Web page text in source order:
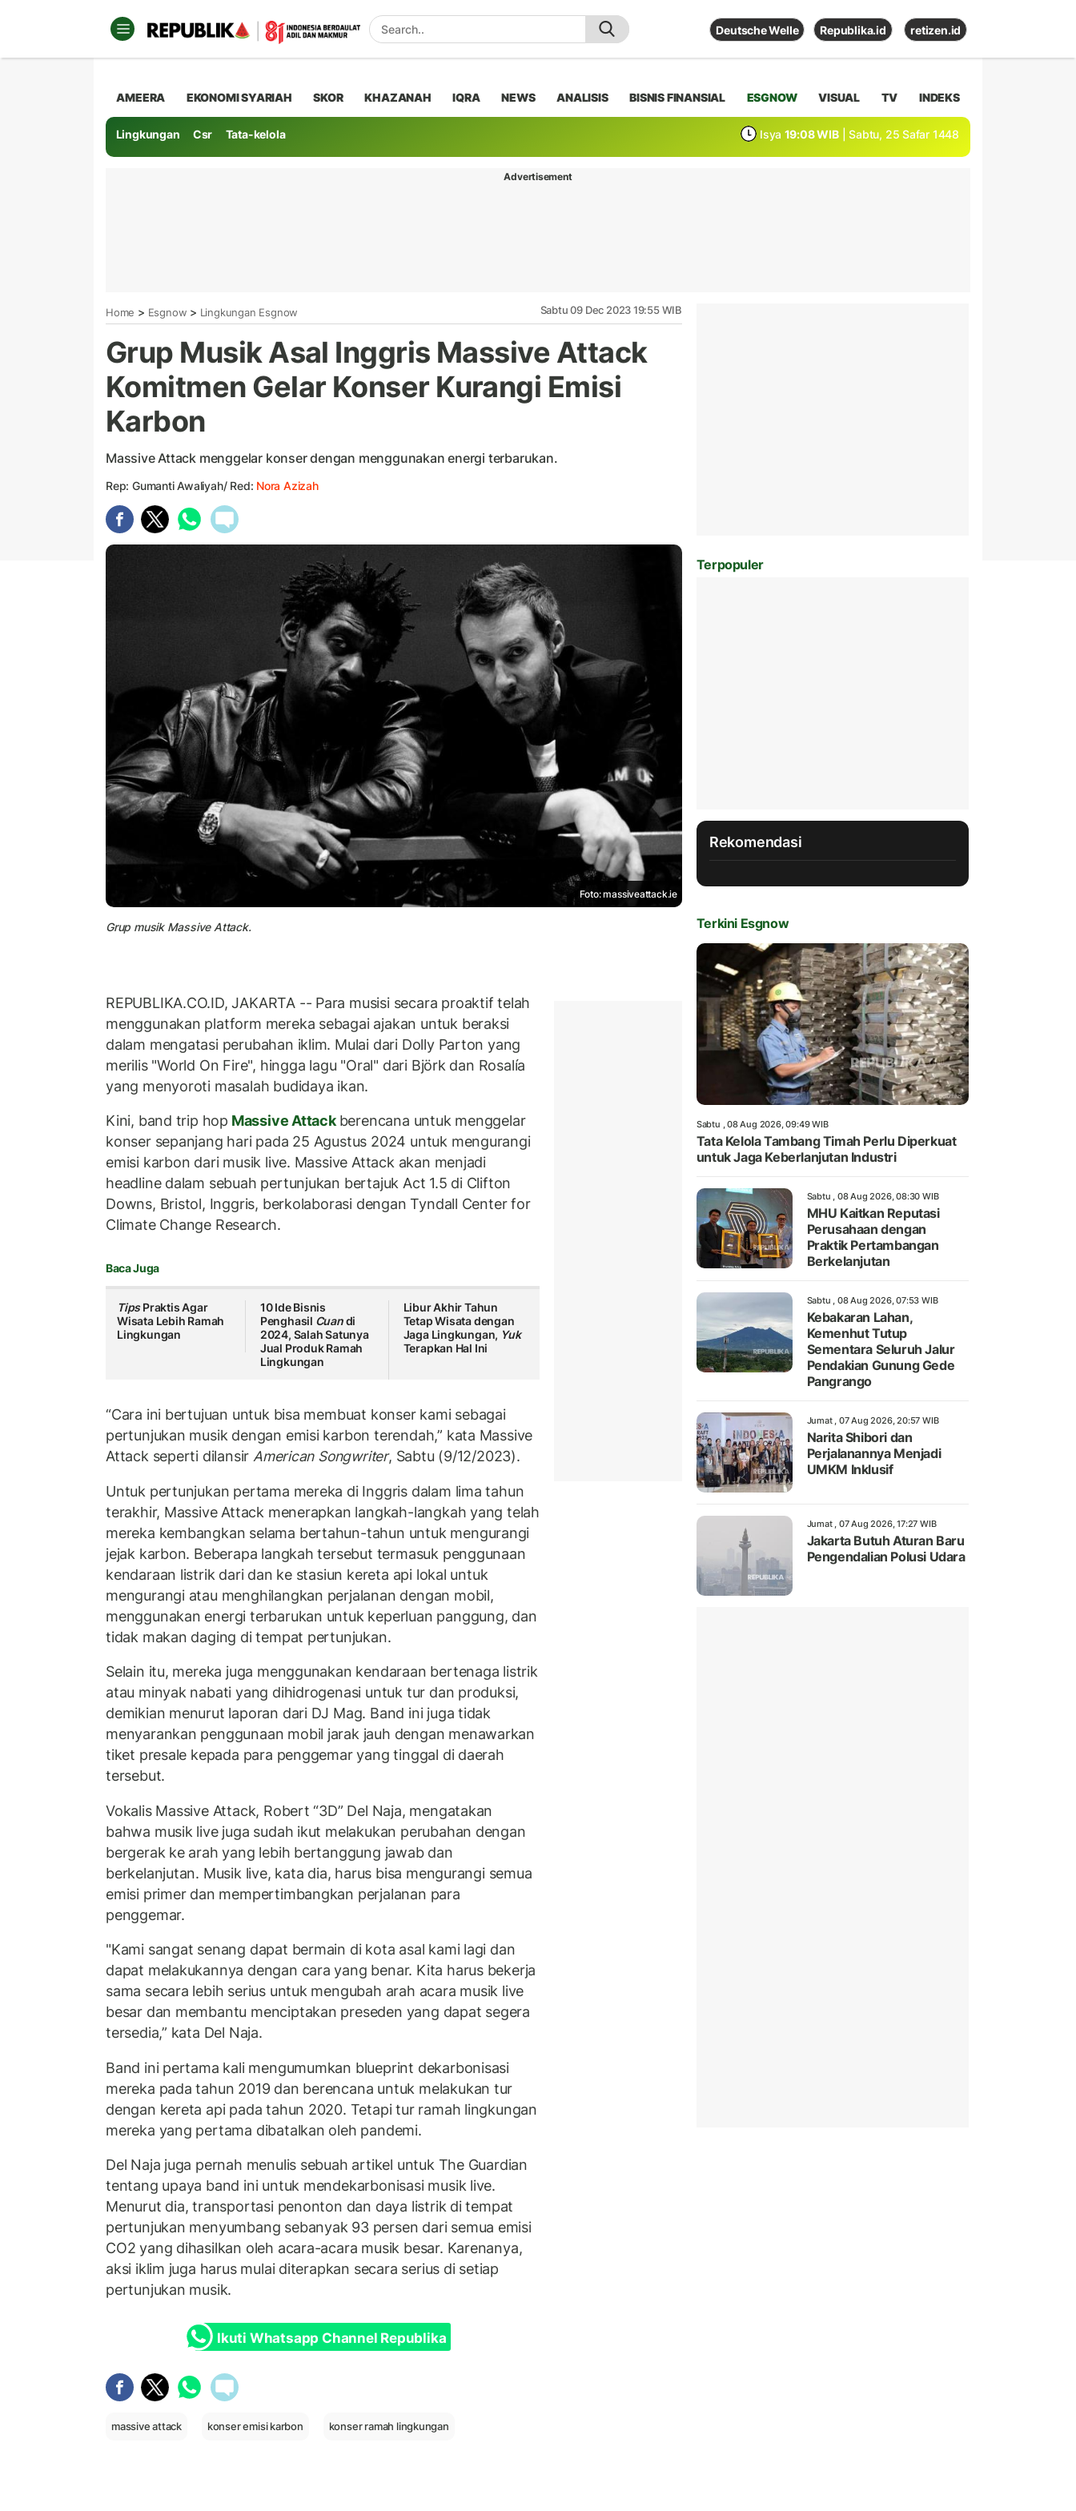
Deutsche Welle Republika.id retizen.id
AMEERA EKONOMI SYARIAH SKOR KHAZANAH IQRA NEWS ANALISIS BISNIS FINANSIAL ESGNOW VISUAL TV INDEKS
Lingkungan Csr Tata-kelola Isya 19:08 WIB | Sabtu, 25 Safar 1448
Advertisement
Home > Esgnow > Lingkungan Esgnow Sabtu 09 Dec 2023 19:55 WIB
Grup Musik Asal Inggris Massive Attack
Komitmen Gelar Konser Kurangi Emisi
Karbon
Massive Attack menggelar konser dengan menggunakan energi terbarukan.
Rep: Gumanti Awaliyah/ Red: Nora Azizah
Foto: massiveattack.ie
Grup musik Massive Attack.
REPUBLIKA.CO.ID, JAKARTA -- Para musisi secara proaktif telah
menggunakan platform mereka sebagai ajakan untuk beraksi
dalam mengatasi perubahan iklim. Mulai dari Dolly Parton yang
merilis "World On Fire", hingga lagu "Oral" dari Björk dan Rosalía
yang menyoroti masalah budidaya ikan.
Kini, band trip hop Massive Attack berencana untuk menggelar
konser sepanjang hari pada 25 Agustus 2024 untuk mengurangi
emisi karbon dari musik live. Massive Attack akan menjadi
headline dalam sebuah pertunjukan bertajuk Act 1.5 di Clifton
Downs, Bristol, Inggris, berkolaborasi dengan Tyndall Center for
Climate Change Research.
Baca Juga
TipsPraktis Agar
Wisata Lebih Ramah
Lingkungan
10 Ide Bisnis
Penghasil Cuandi
2024, Salah Satunya
Jual Produk Ramah
Lingkungan
Libur Akhir Tahun
Tetap Wisata dengan
Jaga Lingkungan, Yuk
Terapkan Hal Ini
“Cara ini bertujuan untuk bisa membuat konser kami sebagai
pertunjukan musik dengan emisi karbon terendah,” kata Massive
Attack seperti dilansir American Songwriter, Sabtu (9/12/2023).
Untuk pertunjukan pertama mereka di Inggris dalam lima tahun
terakhir, Massive Attack menerapkan langkah-langkah yang telah
mereka kembangkan selama bertahun-tahun untuk mengurangi
jejak karbon. Beberapa langkah tersebut termasuk penggunaan
kendaraan listrik dari dan ke stasiun kereta api lokal untuk
mengurangi atau menghilangkan perjalanan dengan mobil,
menggunakan energi terbarukan untuk keperluan panggung, dan
tidak makan daging di tempat pertunjukan.
Selain itu, mereka juga menggunakan kendaraan bertenaga listrik
atau minyak nabati yang dihidrogenasi untuk tur dan produksi,
demikian menurut laporan dari DJ Mag. Band ini juga tidak
menyarankan penggunaan mobil jarak jauh dengan menawarkan
tiket presale kepada para penggemar yang tinggal di daerah
tersebut.
Vokalis Massive Attack, Robert “3D” Del Naja, mengatakan
bahwa musik live juga sudah ikut melakukan perubahan dengan
bergerak ke arah yang lebih bertanggung jawab dan
berkelanjutan. Musik live, kata dia, harus bisa mengurangi semua
emisi primer dan mempertimbangkan perjalanan para
penggemar.
"Kami sangat senang dapat bermain di kota asal kami lagi dan
dapat melakukannya dengan cara yang benar. Kita harus bekerja
sama secara lebih serius untuk mengubah arah acara musik live
besar dan membantu menciptakan preseden yang dapat segera
tersedia,” kata Del Naja.
Band ini pertama kali mengumumkan blueprint dekarbonisasi
mereka pada tahun 2019 dan berencana untuk melakukan tur
dengan kereta api pada tahun 2020. Tetapi tur ramah lingkungan
mereka yang pertama dibatalkan oleh pandemi.
Del Naja juga pernah menulis sebuah artikel untuk The Guardian
tentang upaya band ini untuk mendekarbonisasi musik live.
Menurut dia, transportasi penonton dan daya listrik di tempat
pertunjukan menyumbang sebanyak 93 persen dari semua emisi
CO2 yang dihasilkan oleh acara-acara musik besar. Karenanya,
aksi iklim juga harus mulai diterapkan secara serius di setiap
pertunjukan musik.
Ikuti Whatsapp Channel Republika
massive attack konser emisi karbon konser ramah lingkungan
Terpopuler
Rekomendasi
Terkini Esgnow
Sabtu , 08 Aug 2026, 09:49 WIB
Tata Kelola Tambang Timah Perlu Diperkuat
untuk Jaga Keberlanjutan Industri
Sabtu , 08 Aug 2026, 08:30 WIB
MHU Kaitkan Reputasi
Perusahaan dengan
Praktik Pertambangan
Berkelanjutan
Sabtu , 08 Aug 2026, 07:53 WIB
Kebakaran Lahan,
Kemenhut Tutup
Sementara Seluruh Jalur
Pendakian Gunung Gede
Pangrango
Jumat , 07 Aug 2026, 20:57 WIB
Narita Shibori dan
Perjalanannya Menjadi
UMKM Inklusif
Jumat , 07 Aug 2026, 17:27 WIB
Jakarta Butuh Aturan Baru
Pengendalian Polusi Udara